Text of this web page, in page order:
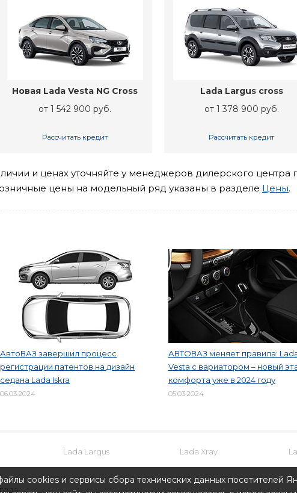
Новая Lada Vesta NG Cross
от 1 542 900 руб.
Рассчитать кредит
Lada Largus cross
от 1 378 900 руб.
Рассчитать кредит
и ценах уточняйте у менеджеров дилерского центра
цены на модельный ряд указаны в разделе Цены.
АвтоВАЗ завершил процесс
регистрации патентов на дизайн
седана Lada Iskra
06.03.2024
АВТОВАЗ меняет правила:
Vesta с вариатором – новый
комфорта уже в 2024 году
05.03.2024
Lada Largus Lada Xray
cookies и сервисы сбора технических данных посетителей